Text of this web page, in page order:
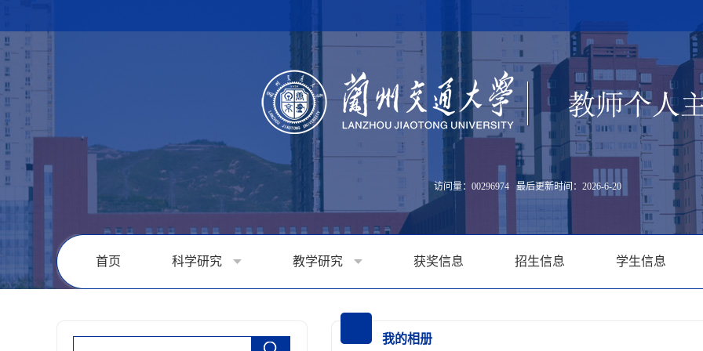
访问量： 00296974 最后更新时间： 2026-6-20
首页 科学研究 教学研究 获奖信息 招生信息 学生信息
我的相册